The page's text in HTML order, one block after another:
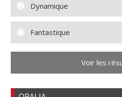
Dynamique
Fantastique
Voir les